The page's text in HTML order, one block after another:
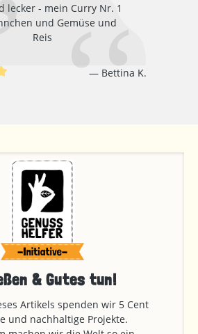
lecker - mein Curry Nr. 1
und Gemüse und
Reis
Bettina K.
& Gutes tun!
Artikels spenden wir 5 Cent
und nachhaltige Projekte.